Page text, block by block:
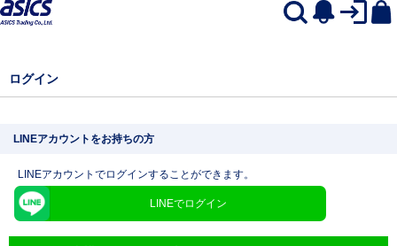
ログイン
LINEアカウントをお持ちの方
LINEアカウントでログインすることができます。
LINEでログイン